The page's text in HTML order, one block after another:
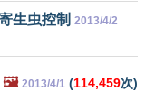
生虫控制 2013/4/2
🖼️ 2013/4/1 (114,459次)